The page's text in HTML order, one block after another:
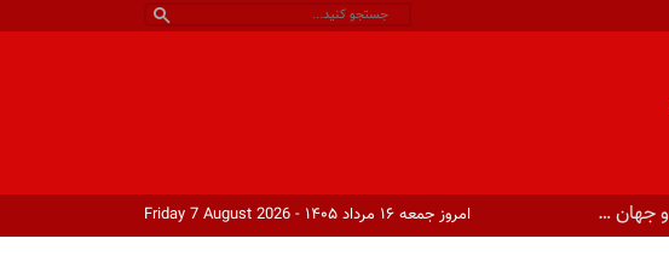
و جهان …
امروز جمعه ۱۶ مرداد ۱۴۰۵ - Friday 7 August 2026